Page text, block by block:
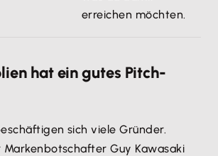
erreichen möchten.
hat ein gutes Pitch-
sich viele Gründer.
Guy Kawasaki